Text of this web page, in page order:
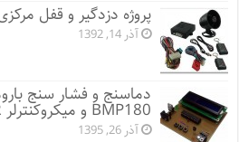
پروژه دزدگیر و قفل
آذر 14, 1392
دماسنج و فشار سنج
BMP180 و میکروکنترلر AVR
آذر 26, 1395